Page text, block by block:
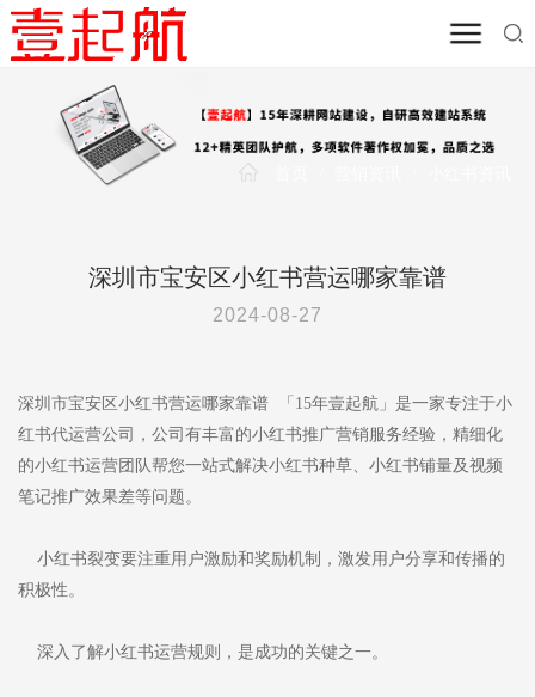
深圳市宝安区小红书营运哪家靠谱
2024-08-27
深圳市宝安区小红书营运哪家靠谱 「15年壹起航」是一家专注于小
红书代运营公司，公司有丰富的小红书推广营销服务经验，精细化
的小红书运营团队帮您一站式解决小红书种草、小红书铺量及视频
笔记推广效果差等问题。
小红书裂变要注重用户激励和奖励机制，激发用户分享和传播的
积极性。
深入了解小红书运营规则，是成功的关键之一。